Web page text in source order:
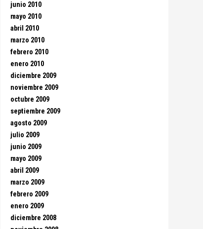
junio 2010
mayo 2010
abril 2010
marzo 2010
febrero 2010
enero 2010
diciembre 2009
noviembre 2009
octubre 2009
septiembre 2009
agosto 2009
julio 2009
junio 2009
mayo 2009
abril 2009
marzo 2009
febrero 2009
enero 2009
diciembre 2008